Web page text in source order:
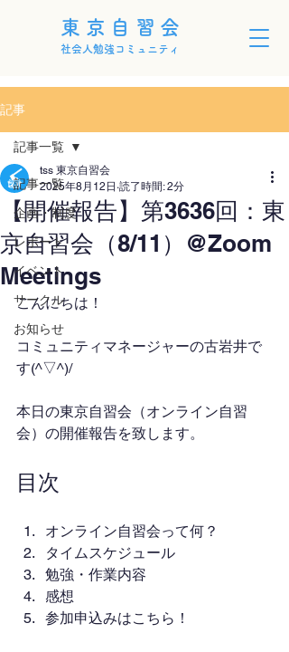
東京自習会
社会人勉強コミュニティ
記事
記事一覧
企画・制度
レポート
イベント
サークル
お知らせ
記事一覧
【開催報告】第3636回：東
京自習会（8/11）@Zoom
Meetings
tss 東京自習会
2025年8月12日 読了時間: 2分
こんにちは！
コミュニティマネージャーの古岩井で
す(^▽^)/
本日の東京自習会（オンライン自習
会）の開催報告を致します。
目次
オンライン自習会って何？
タイムスケジュール
勉強・作業内容
感想
参加申込みはこちら！